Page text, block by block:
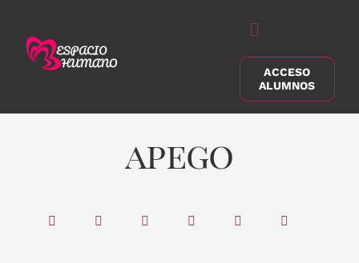
contenido
Alternar
navegación
Buscar:
ACCESO
ALUMNOS
apego